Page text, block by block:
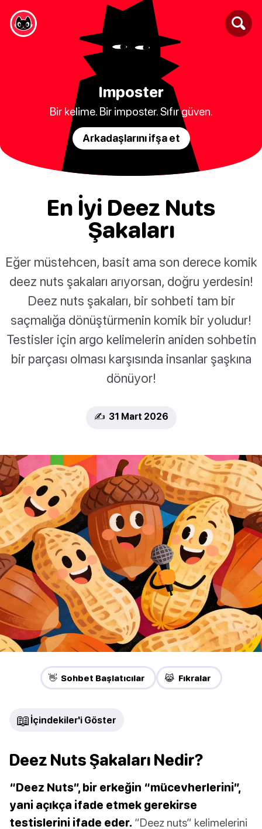
Imposter
Bir kelime. Bir imposter. Sıfır güven.
Arkadaşlarını ifşa et
En İyi Deez Nuts
Şakaları
Eğer müstehcen, basit ama son derece komik
deez nuts şakaları arıyorsan, doğru yerdesin!
Deez nuts şakaları, bir sohbeti tam bir
saçmalığa dönüştürmenin komik bir yoludur!
Testisler için argo kelimelerin aniden sohbetin
bir parçası olması karşısında insanlar şaşkına
dönüyor!
✍️ 31 Mart 2026
👋 Sohbet Başlatıcılar 😹 Fıkralar
📖 İçindekiler'i Göster
Deez Nuts Şakaları Nedir?
“Deez Nuts”, bir erkeğin “mücevherlerini”,
yani açıkça ifade etmek gerekirse
testislerini ifade eder. “Deez nuts” kelimelerini